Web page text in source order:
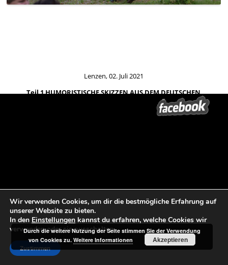
Lenzen, 02. Juli 2021
Teil 1 HUMORISTISCHE SKIZZEN AUS DEM DEUTSCHEN
Beitrags-Navigation
←Tand Slideshow 2
Lokales aus der Prignitz, 03. Juli
2021→
Wir verwenden Cookies, um dir die bestmögliche Erfahrung auf
unserer Website zu bieten.
In den Einstellungen kannst du erfahren, welche Cookies wir
verwenden oder sie ausschalten.
Zustimmen
Durch die weitere Nutzung der Seite stimmen Sie der Verwendung
von Cookies zu.Weitere Informationen Akzeptieren